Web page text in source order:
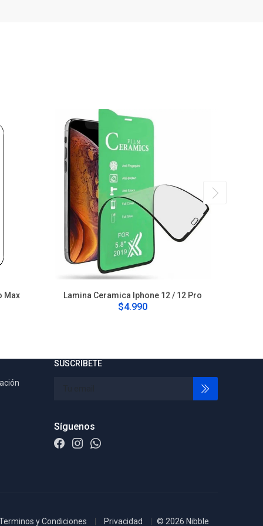
Max Lamina Ceramica Iphone 12 / 12 Pro
$4.990
SUSCRIBETE
Síguenos
y Condiciones Privacidad © 2026 Nibble